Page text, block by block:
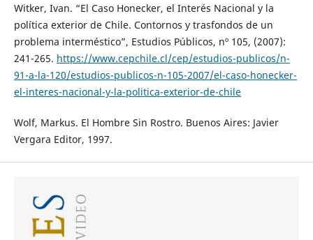
Witker, Ivan. “El Caso Honecker, el Interés Nacional y la
política exterior de Chile. Contornos y trasfondos de un
problema interméstico”, Estudios Públicos, nº 105, (2007):
241-265. https://www.cepchile.cl/cep/estudios-publicos/n-
91-a-la-120/estudios-publicos-n-105-2007/el-caso-honecker-
el-interes-nacional-y-la-politica-exterior-de-chile
Wolf, Markus. El Hombre Sin Rostro. Buenos Aires: Javier
Vergara Editor, 1997.